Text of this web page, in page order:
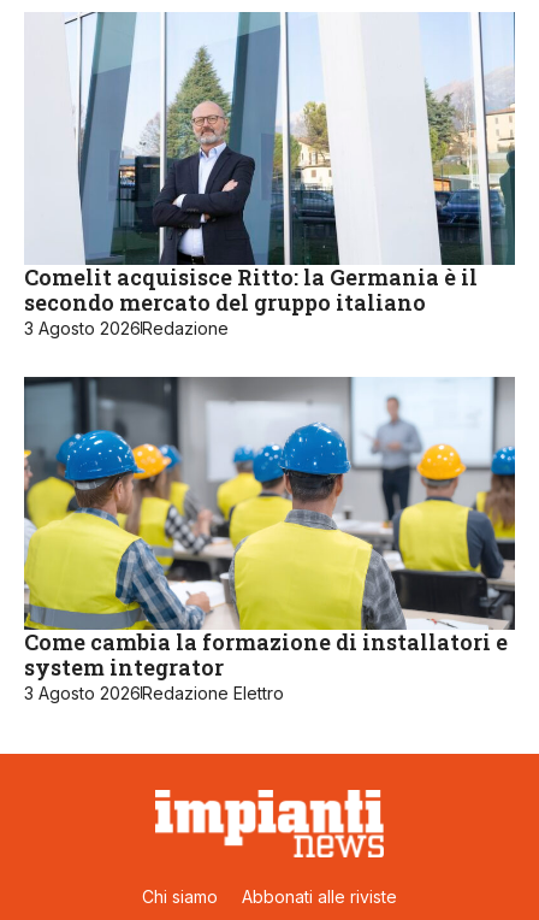
Comelit acquisisce Ritto: la Germania è il
secondo mercato del gruppo italiano
3 Agosto 2026Redazione
Come cambia la formazione di installatori e
system integrator
3 Agosto 2026Redazione Elettro
Chi siamo Abbonati alle riviste